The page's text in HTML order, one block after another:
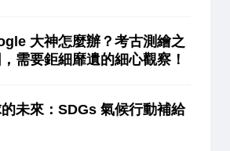
大神怎麼辦？考古測繪之
需要鉅細靡遺的細心觀察！
未來：SDGs 氣候行動補給